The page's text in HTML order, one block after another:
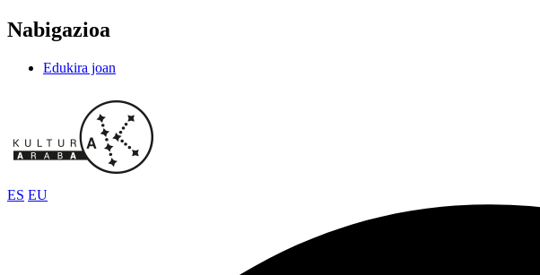
Nabigazioa
Edukira joan
ES EU